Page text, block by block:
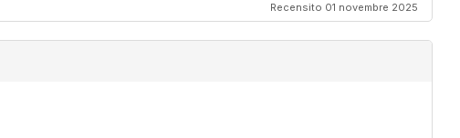
Recensito 01 novembre 2025